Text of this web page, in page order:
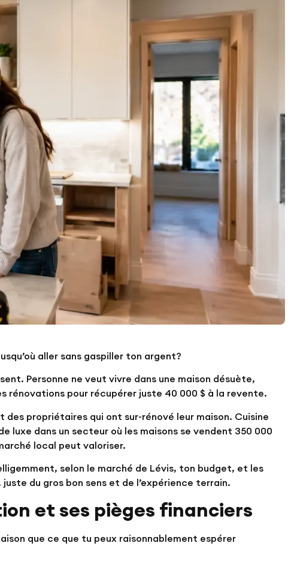
aller sans gaspiller ton argent?
Personne ne veut vivre dans une maison désuète,
rénovations pour récupérer juste 40 000 $ à la revente.
des propriétaires qui ont sur-rénové leur maison. Cuisine
luxe dans un secteur où les maisons se vendent 350 000
local peut valoriser.
selon le marché de Lévis, ton budget, et les
du gros bon sens et de l’expérience terrain.
et ses pièges financiers
que ce que tu peux raisonnablement espérer